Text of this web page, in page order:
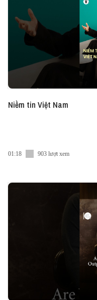
Facebook: https://
Visit us online: https://
Niềm tin Việt Nam
01:18 903 lượt xem